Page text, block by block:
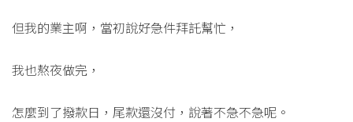
但我的業主啊，當初說好急件拜託幫忙，
我也熬夜做完，
怎麼到了撥款日，尾款還沒付，說著不急不急呢。